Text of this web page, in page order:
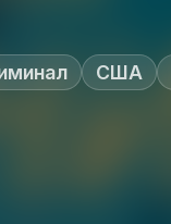
США